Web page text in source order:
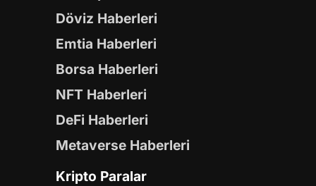
Döviz Haberleri
Emtia Haberleri
Borsa Haberleri
NFT Haberleri
DeFi Haberleri
Metaverse Haberleri
Kripto Paralar